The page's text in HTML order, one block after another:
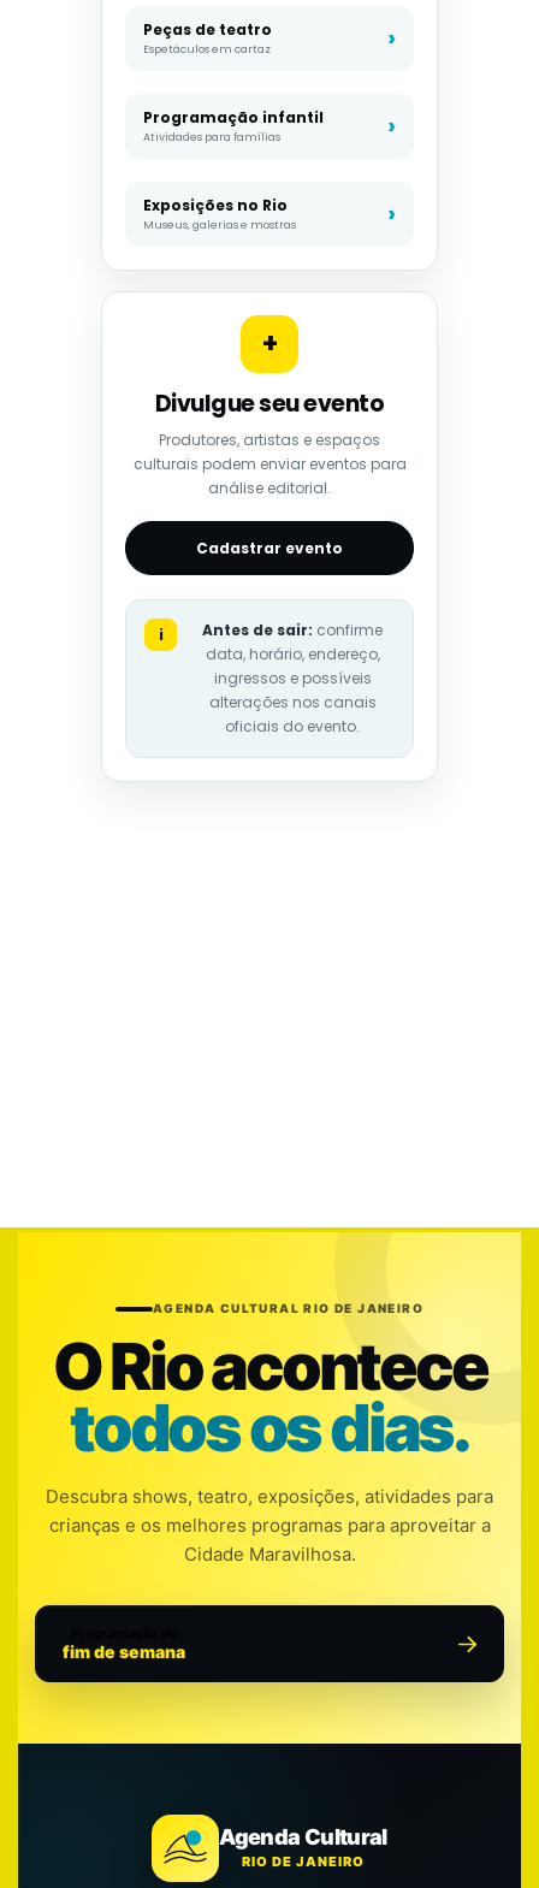
Peças de teatro
Espetáculos em cartaz
Programação infantil
Atividades para famílias
Exposições no Rio
Museus, galerias e mostras
+
Divulgue seu evento
Produtores, artistas e espaços
culturais podem enviar eventos para
análise editorial.
Cadastrar evento
i Antes de sair: confirme
data, horário, endereço,
ingressos e possíveis
alterações nos canais
oficiais do evento.
AGENDA CULTURAL RIO DE JANEIRO
O Rio acontece
todos os dias.
Descubra shows, teatro, exposições, atividades para
crianças e os melhores programas para aproveitar a
Cidade Maravilhosa.
fim de semana
Agenda Cultural
RIO DE JANEIRO